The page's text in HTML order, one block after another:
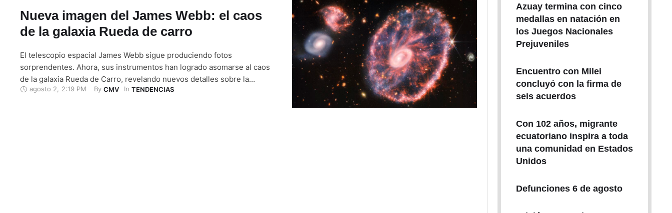
Nueva imagen del James Webb: el caos
de la galaxia Rueda de carro
El telescopio espacial James Webb sigue produciendo fotos
sorprendentes. Ahora, sus instrumentos han logrado asomarse al caos
de la galaxia Rueda de Carro, revelando nuevos detalles sobre la
formación de estrellas y los agujeros negros. Esta peculiar galaxia no se
agosto 2 2:19 PM By CMV In TENDENCIAS
Azuay termina con cinco
medallas en natación en
los Juegos Nacionales
Prejuveniles
Encuentro con Milei
concluyó con la firma de
seis acuerdos
Con 102 años, migrante
ecuatoriano inspira a toda
una comunidad en Estados
Unidos
Defunciones 6 de agosto